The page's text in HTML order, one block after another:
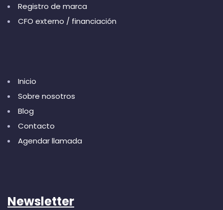
Registro de marca
CFO externo / financiación
Inicio
Sobre nosotros
Blog
Contacto
Agendar llamada
Newsletter